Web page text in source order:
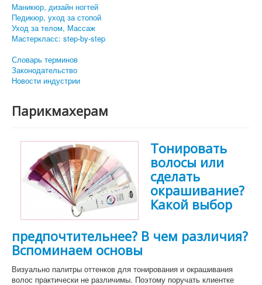
Маникюр, дизайн ногтей
Педикюр, уход за стопой
Уход за телом, Массаж
Мастеркласс: step-by-step
Словарь терминов
Законодательство
Новости индустрии
Парикмахерам
Тонировать
волосы или
сделать
окрашивание?
Какой выбор
предпочтительнее? В чем различия?
Вспоминаем основы
Визуально палитры оттенков для тонирования и окрашивания
волос практически не различимы. Поэтому поручать клиентке